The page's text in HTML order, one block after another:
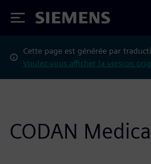
Siemens
Cette page est générée par
Voulez-vous afficher la version
CODAN